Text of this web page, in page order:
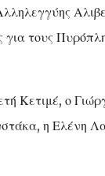
τους
Κετιμέ, ο
η Ελένη